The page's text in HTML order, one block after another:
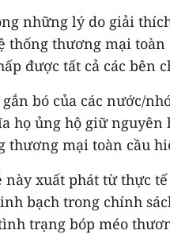
những lý do giải
thống thương mại
được tất cả các bên
bó của các nước/
họ ủng hộ giữ
thương mại toàn cầu
này xuất phát từ thực
bạch trong chính
trạng bóp méo